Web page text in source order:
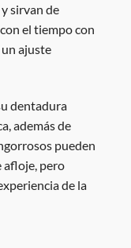
sirvan de
el tiempo con
ajuste
dentadura
además de
pueden
afloje, pero
de la